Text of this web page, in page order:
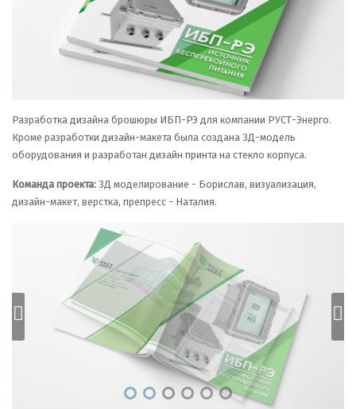
Разработка дизайна брошюры ИБП-РЭ для компании РУСТ-Энерго.
Кроме разработки дизайн-макета была создана 3Д-модель
оборудования и разработан дизайн принта на стекло корпуса.
Команда проекта: 3Д моделирование - Борислав, визуализация,
дизайн-макет, верстка, препресс - Наталия.